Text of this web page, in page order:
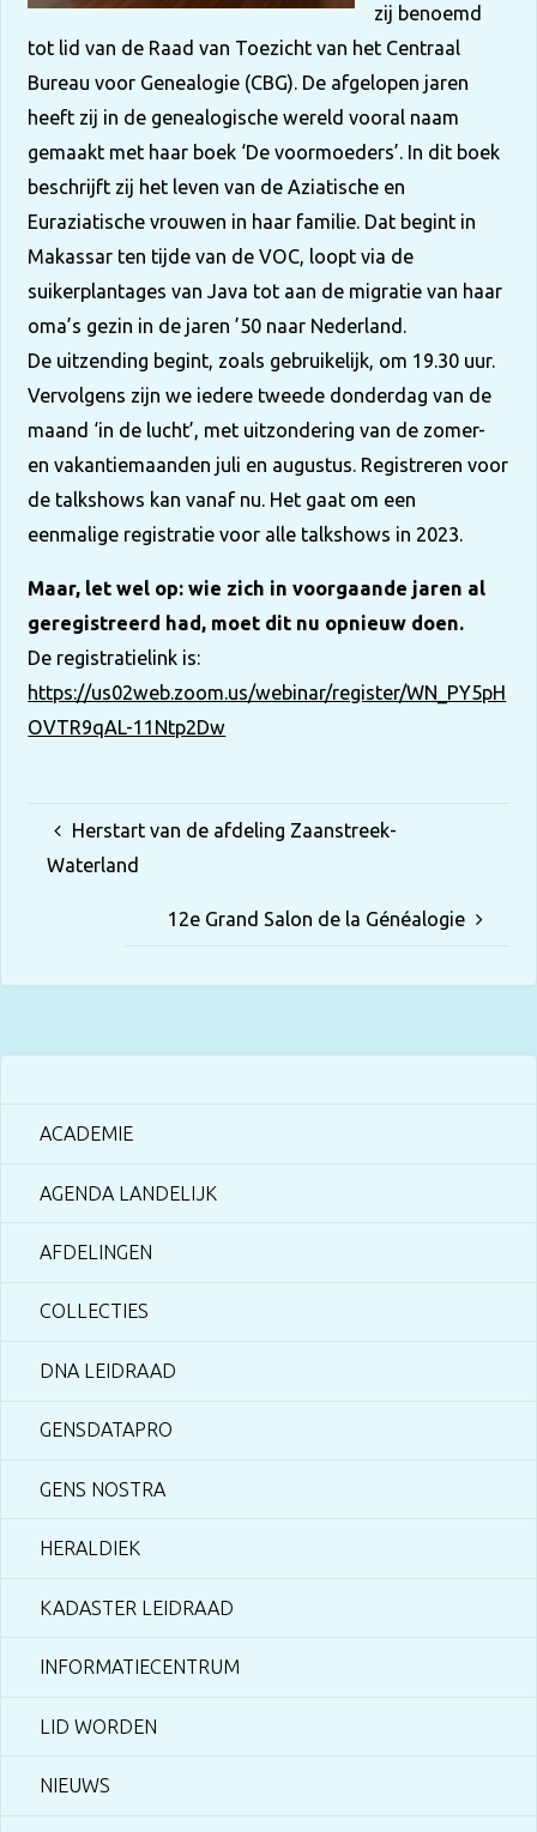
zij benoemd
tot lid van de Raad van Toezicht van het Centraal
Bureau voor Genealogie (CBG). De afgelopen jaren
heeft zij in de genealogische wereld vooral naam
gemaakt met haar boek ‘De voormoeders’. In dit boek
beschrijft zij het leven van de Aziatische en
Euraziatische vrouwen in haar familie. Dat begint in
Makassar ten tijde van de VOC, loopt via de
suikerplantages van Java tot aan de migratie van haar
oma’s gezin in de jaren ’50 naar Nederland.
De uitzending begint, zoals gebruikelijk, om 19.30 uur.
Vervolgens zijn we iedere tweede donderdag van de
maand ‘in de lucht’, met uitzondering van de zomer-
en vakantiemaanden juli en augustus. Registreren voor
de talkshows kan vanaf nu. Het gaat om een
eenmalige registratie voor alle talkshows in 2023.
Maar, let wel op: wie zich in voorgaande jaren al
geregistreerd had, moet dit nu opnieuw doen.
De registratielink is:
https://us02web.zoom.us/webinar/register/WN_PY5pH
OVTR9qAL-11Ntp2Dw
Herstart van de afdeling Zaanstreek-
Waterland
12e Grand Salon de la Généalogie
ACADEMIE
AGENDA LANDELIJK
AFDELINGEN
COLLECTIES
DNA LEIDRAAD
GENSDATAPRO
GENS NOSTRA
HERALDIEK
KADASTER LEIDRAAD
INFORMATIECENTRUM
LID WORDEN
NIEUWS